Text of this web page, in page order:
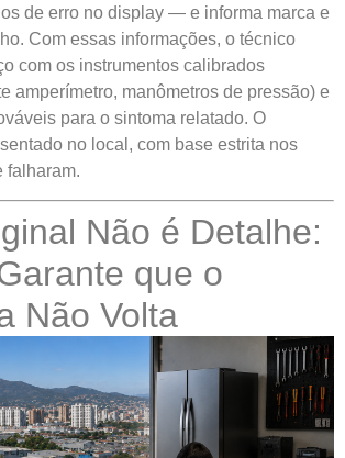
de erro no display — e informa marca e
Com essas informações, o técnico
com os instrumentos calibrados
amperímetro, manômetros de pressão) e
para o sintoma relatado. O
no local, com base estrita nos
falharam.
Não é Detalhe:
que o
Não Volta